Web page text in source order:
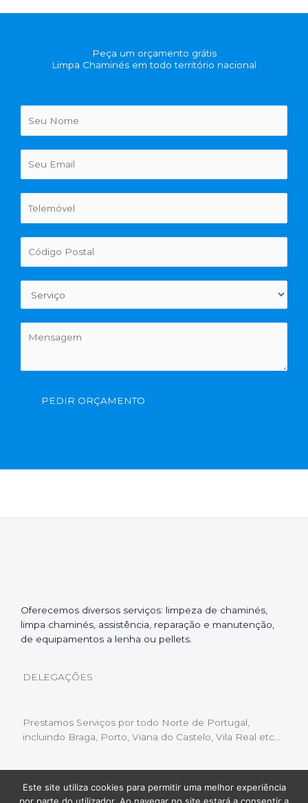
Peça um orçamento grátis
Limpa Chaminés em todo território nacional
PEDIR ORÇAMENTO
Oferecemos diversos serviços: limpeza de chaminés,
limpa chaminés, assistência, reparação e manutenção,
de equipamentos a lenha ou pellets.
DELEGAÇÕES
Prestamos Serviços por todo Norte de Portugal,
incluindo Braga, Porto, Viana do Castelo, Vila Real etc…
Livro de Reclamações | Política de Privacidade
Este site utiliza cookies para permitir uma melhor experiência